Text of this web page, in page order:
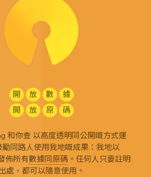
開 放 數
據
開
放 原 碼
和你查 以高度透明同公開嘅方式運
勵同路人使用我地嘅成果：我地以
佈所有數據同原碼。任何人只要註明
出處，都可以隨意使用。